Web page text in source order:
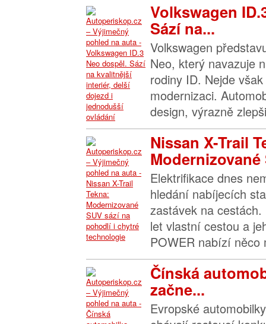
Volkswagen
Sází na...
Volkswagen
Neo, který navazuje
rodiny ID. Nejde
modernizaci.
design, výrazně
Nissan X-Trail
Modernizované
Elektrifikace dnes
hledání nabíjecích
zastávek na
let vlastní cestou a
POWER nabízí něco
Čínská
začne...
Evropské